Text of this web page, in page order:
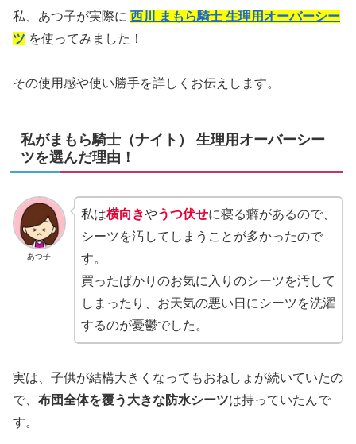
私、あつ子が実際に 西川 まもら騎士 生理用オーバーシー
ツ を使ってみました！
その使用感や使い勝手を詳しくお伝えします。
私がまもら騎士（ナイト） 生理用オーバーシー
ツを選んだ理由！
あつ子
私は横向きやうつ伏せに寝る癖があるので、
シーツを汚してしまうことが多かったので
す。
買ったばかりのお気に入りのシーツを汚して
しまったり、お天気の悪い日にシーツを洗濯
するのが憂鬱でした。
実は、子供が結構大きくなってもおねしょが続いていたの
で、 布団全体を覆う大きな防水シーツは持っていたんで
す。